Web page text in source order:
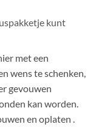
kunt
met een
wens te schenken,
gevouwen
kan worden.
en oplaten .